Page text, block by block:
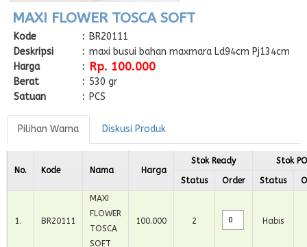
MAXI FLOWER TOSCA SOFT
Kode : BR20111
Deskripsi
: maxi busui bahan maxmara Ld94cm Pj134cm
Harga
: Rp. 100.000
Berat : 530 gr
Satuan
: PCS
Pilihan Warna Diskusi Produk
No. Kode Nama Harga
Stok Ready Stok PO
Status Order Status
1. BR20111
MAXI
FLOWER
TOSCA
SOFT
100.000 2 Habis